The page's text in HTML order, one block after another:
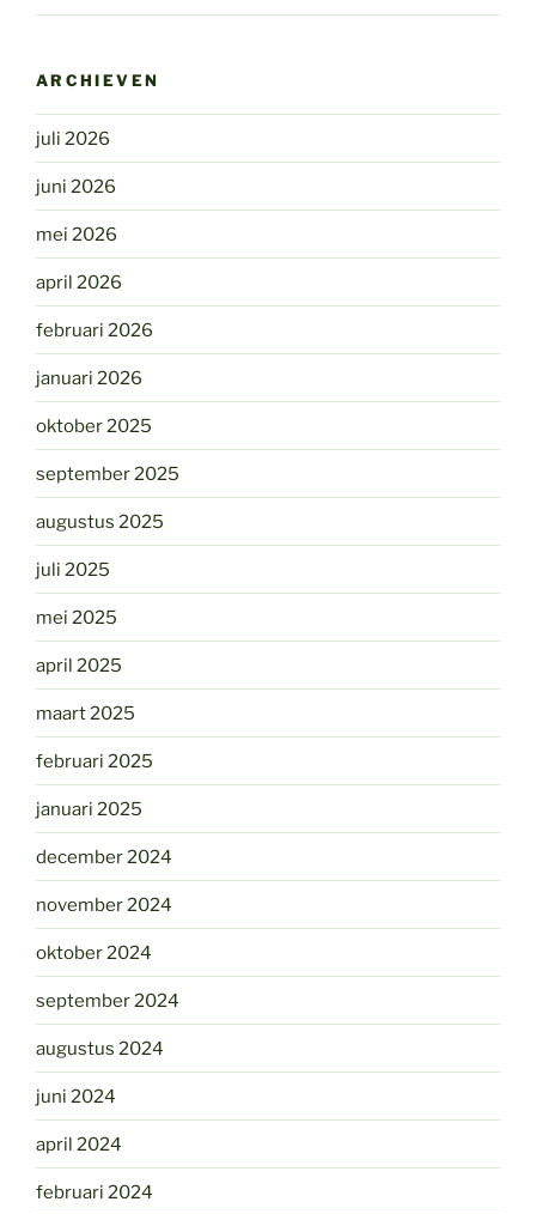
ARCHIEVEN
juli 2026
juni 2026
mei 2026
april 2026
februari 2026
januari 2026
oktober 2025
september 2025
augustus 2025
juli 2025
mei 2025
april 2025
maart 2025
februari 2025
januari 2025
december 2024
november 2024
oktober 2024
september 2024
augustus 2024
juni 2024
april 2024
februari 2024